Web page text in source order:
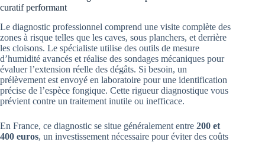
curatif performant
Le diagnostic professionnel comprend une visite complète des
zones à risque telles que les caves, sous planchers, et derrière
les cloisons. Le spécialiste utilise des outils de mesure
d’humidité avancés et réalise des sondages mécaniques pour
évaluer l’extension réelle des dégâts. Si besoin, un
prélèvement est envoyé en laboratoire pour une identification
précise de l’espèce fongique. Cette rigueur diagnostique vous
prévient contre un traitement inutile ou inefficace.
En France, ce diagnostic se situe généralement entre 200 et
400 euros, un investissement nécessaire pour éviter des coûts